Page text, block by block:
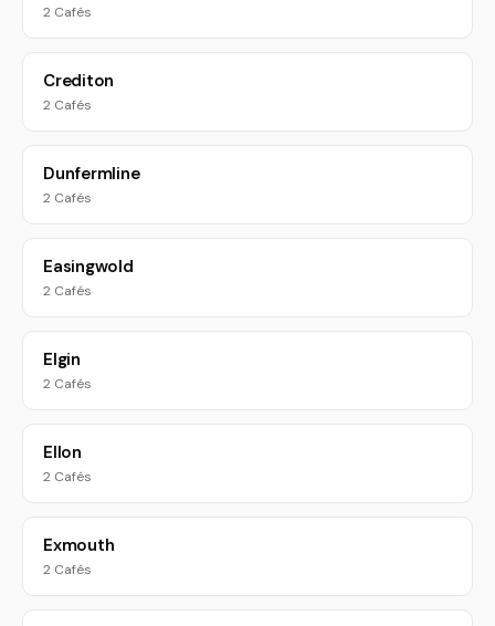
2 Cafés
Crediton
2 Cafés
Dunfermline
2 Cafés
Easingwold
2 Cafés
Elgin
2 Cafés
Ellon
2 Cafés
Exmouth
2 Cafés